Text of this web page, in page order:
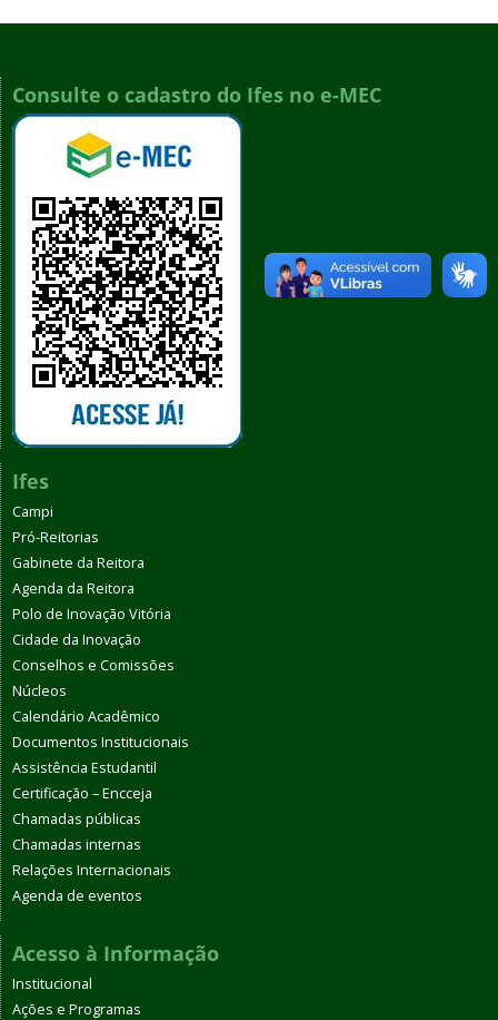
Consulte o cadastro do Ifes no e-MEC
Ifes
Campi
Pró-Reitorias
Gabinete da Reitora
Agenda da Reitora
Polo de Inovação Vitória
Cidade da Inovação
Conselhos e Comissões
Núcleos
Calendário Acadêmico
Documentos Institucionais
Assistência Estudantil
Certificação – Encceja
Chamadas públicas
Chamadas internas
Relações Internacionais
Agenda de eventos
Acesso à Informação
Institucional
Ações e Programas